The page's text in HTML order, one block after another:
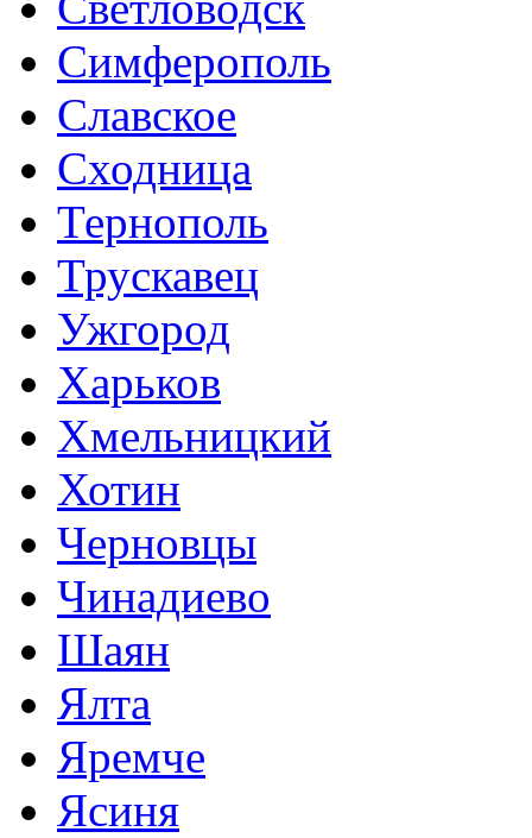
Симферополь
Славское
Сходница
Тернополь
Трускавец
Ужгород
Харьков
Хмельницкий
Хотин
Черновцы
Чинадиево
Шаян
Ялта
Яремче
Ясиня